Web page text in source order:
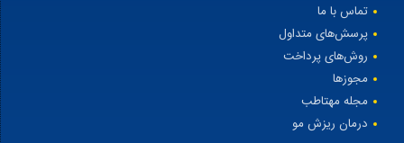
تماس با ما
پرسش‌های متداول
روش‌های پرداخت
مجوزها
مجله مهتاطب
درمان ریزش مو